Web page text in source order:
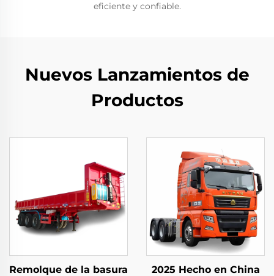
eficiente y confiable.
Nuevos Lanzamientos de
Productos
Remolque de la basura
2025 Hecho en China